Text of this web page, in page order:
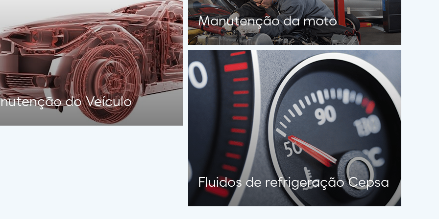
do Veículo
Manutenção da moto
Fluidos de refrigeração Cepsa